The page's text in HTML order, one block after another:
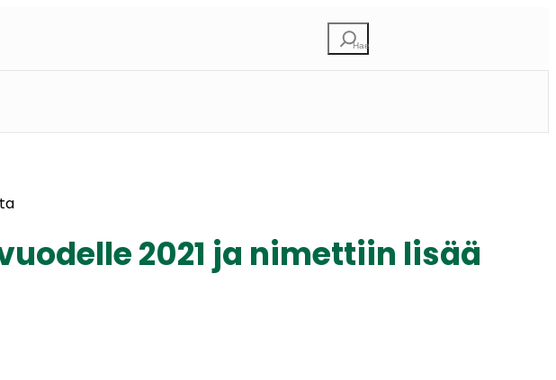
t
2021 ja nimettiin lisää